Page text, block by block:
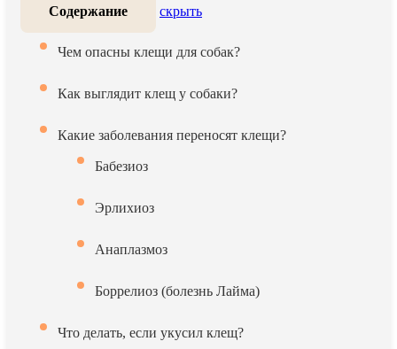
Содержание скрыть
Чем опасны клещи для собак?
Как выглядит клещ у собаки?
Какие заболевания переносят клещи?
Бабезиоз
Эрлихиоз
Анаплазмоз
Боррелиоз (болезнь Лайма)
Что делать, если укусил клещ?